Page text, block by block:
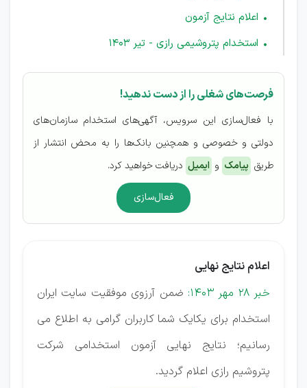
اعلام نتایج آزمون
استخدام پتروشیمی رازی - تیر 1403
فرصت‌های شغلی را از دست ندهید!
با فعال‌سازی این سرویس، آگهی‌های استخدام سازمان‌های
دولتی و خصوصی و همچنین بانک‌ها را به محض انتشار از
طریق پیامک و ایمیل دریافت خواهید کرد.
فعال‌سازی
اعلام نتایج نهایی
خبر 28 مهر 1403:
ضمن آرزوی موفقیت سایت ایران
استخدام برای یکایک شما کاربران گرامی به اطلاع می
رسانیم؛ نتایج نهایی آزمون استخدامی شرکت
پتروشیم رازی اعلام گردید.